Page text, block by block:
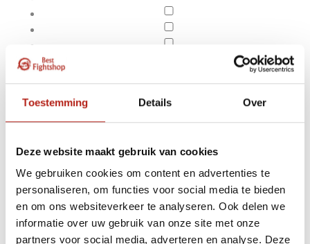
Toestemming Details Over
Deze website maakt gebruik van cookies
We gebruiken cookies om content en advertenties te
personaliseren, om functies voor social media te bieden
en om ons websiteverkeer te analyseren. Ook delen we
informatie over uw gebruik van onze site met onze
partners voor social media, adverteren en analyse. Deze
Apply filters Krav Maga Beschermers
Producten